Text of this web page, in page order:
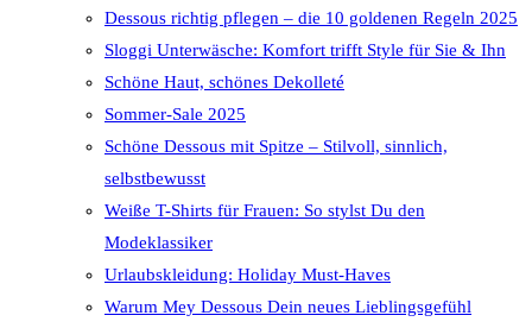
Dessous richtig pflegen – die 10 goldenen Regeln 2025
Sloggi Unterwäsche: Komfort trifft Style für Sie & Ihn
Schöne Haut, schönes Dekolleté
Sommer-Sale 2025
Schöne Dessous mit Spitze – Stilvoll, sinnlich,
selbstbewusst
Weiße T-Shirts für Frauen: So stylst Du den
Modeklassiker
Urlaubskleidung: Holiday Must-Haves
Warum Mey Dessous Dein neues Lieblingsgefühl